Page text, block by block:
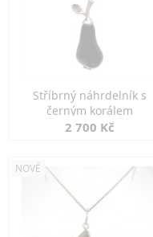
Stříbrný náhrdelník s
černým korálem
2 700 Kč
NOVÉ